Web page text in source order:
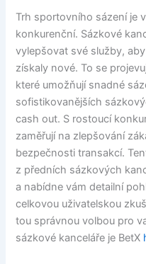
Trh sportovního sázení je
konkurenční. Sázkové
vylepšovat své služby,
získaly nové. To se
které umožňují snadné
sofistikovanějších
cash out. S rostoucí
zaměřují na zlepšování
bezpečnosti transakcí.
z předních sázkových
a nabídne vám detailní
celkovou uživatelskou
tou správnou volbou pro
sázkové kanceláře je BetX